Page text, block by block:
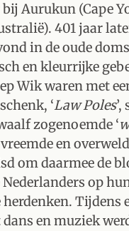
bij Aurukun (Cape
401 jaar
in de oude
en kleurrijke
Wik waren met
‘Law Poles
zogenoemde ‘
en
om daarmee de
op
Tijdens
en muziek